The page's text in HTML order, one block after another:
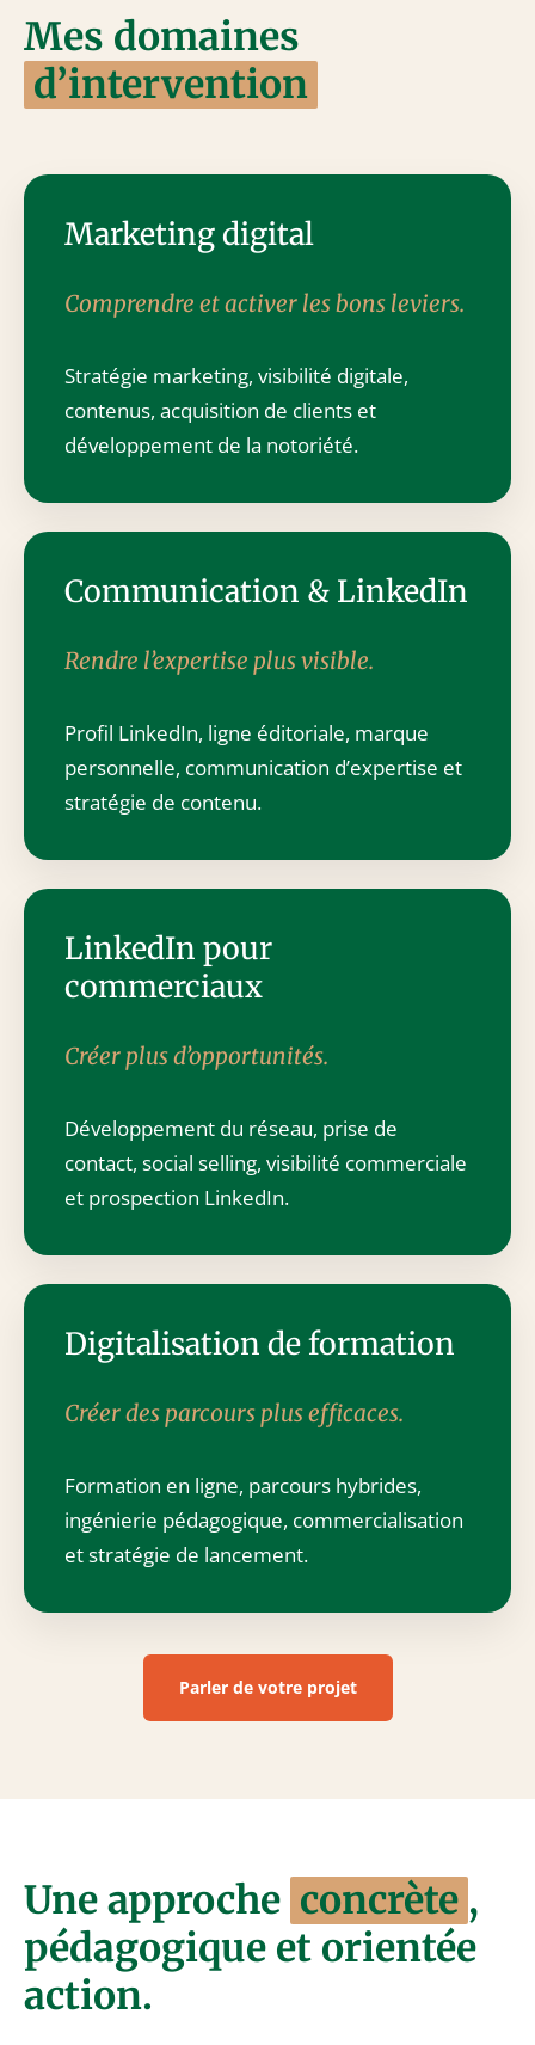
Mes domaines
d’intervention
Marketing digital
Comprendre et activer les bons leviers.
Stratégie marketing, visibilité digitale,
contenus, acquisition de clients et
développement de la notoriété.
Communication & LinkedIn
Rendre l’expertise plus visible.
Profil LinkedIn, ligne éditoriale, marque
personnelle, communication d’expertise et
stratégie de contenu.
LinkedIn pour
commerciaux
Créer plus d’opportunités.
Développement du réseau, prise de
contact, social selling, visibilité commerciale
et prospection LinkedIn.
Digitalisation de formation
Créer des parcours plus efficaces.
Formation en ligne, parcours hybrides,
ingénierie pédagogique, commercialisation
et stratégie de lancement.
Parler de votre projet
Une approche concrète ,
pédagogique et orientée
action.